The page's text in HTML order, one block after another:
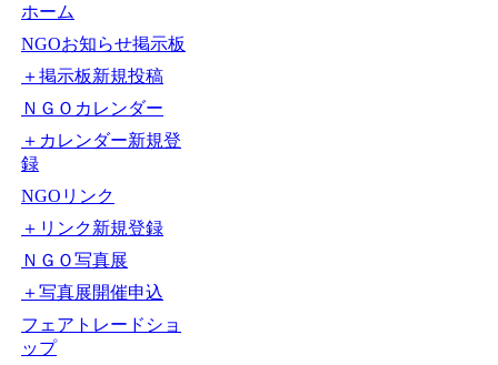
ホーム
NGOお知らせ掲示板
＋掲示板新規投稿
ＮＧＯカレンダー
＋カレンダー新規登
録
NGOリンク
＋リンク新規登録
ＮＧＯ写真展
＋写真展開催申込
フェアトレードショ
ップ